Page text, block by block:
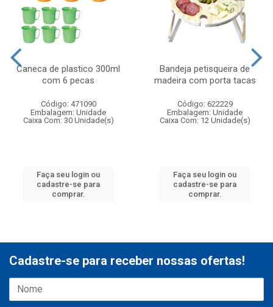
Caneca de plastico 300ml
com 6 pecas
Código: 471090
Embalagem: Unidade
Caixa Com: 30 Unidade(s)
Faça seu login ou
cadastre-se para
comprar.
Bandeja petisqueira de
madeira com porta tacas
Código: 622229
Embalagem: Unidade
Caixa Com: 12 Unidade(s)
Faça seu login ou
cadastre-se para
comprar.
Cadastre-se para receber nossas ofertas!